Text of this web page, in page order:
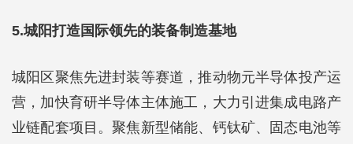
5.城阳打造国际领先的装备制造基地
城阳区聚焦先进封装等赛道，推动物元半导体投产运
营，加快育研半导体主体施工，大力引进集成电路产
业链配套项目。聚焦新型储能、钙钛矿、固态电池等